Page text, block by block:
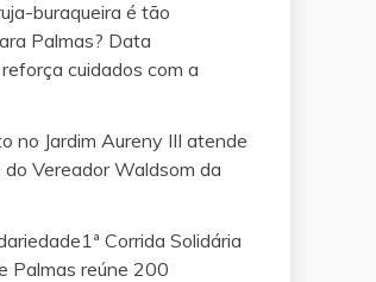
buraqueira é tão
Palmas? Data
cuidados com a
no Jardim Aureny III atende
Vereador Waldsom da
Corrida Solidária
Palmas reúne 200